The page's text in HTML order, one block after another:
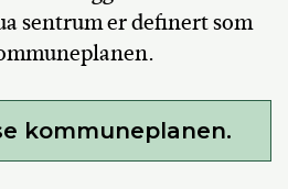
sentrum er definert som
kommuneplanen.